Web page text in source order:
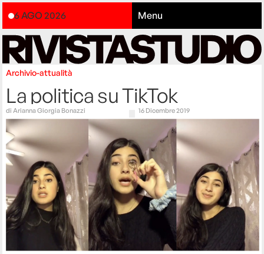
6 AGO 2026 Menu
Archivio-attualità
La politica su TikTok
diArianna Giorgia Bonazzi 16 Dicembre 2019